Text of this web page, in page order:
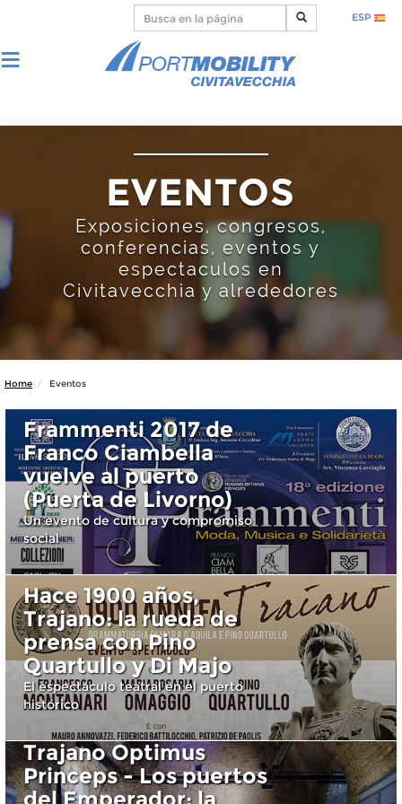
ESP
EVENTOS
Exposiciones, congresos,
conferencias, eventos y
espectaculos en
Civitavecchia y alrededores
Home Eventos
Frammenti 2017 de
Franco Ciambella
vuelve al puerto
(Puerta de Livorno)
Un evento de cultura y compromiso
social
Hace 1900 años,
Trajano: la rueda de
prensa con Pino
Quartullo y Di Majo
El espectáculo teatral en el puerto
histórico
Trajano Optimus
Princeps - Los puertos